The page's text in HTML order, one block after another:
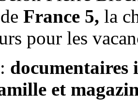
France 5, la
pour les
documentaires
et